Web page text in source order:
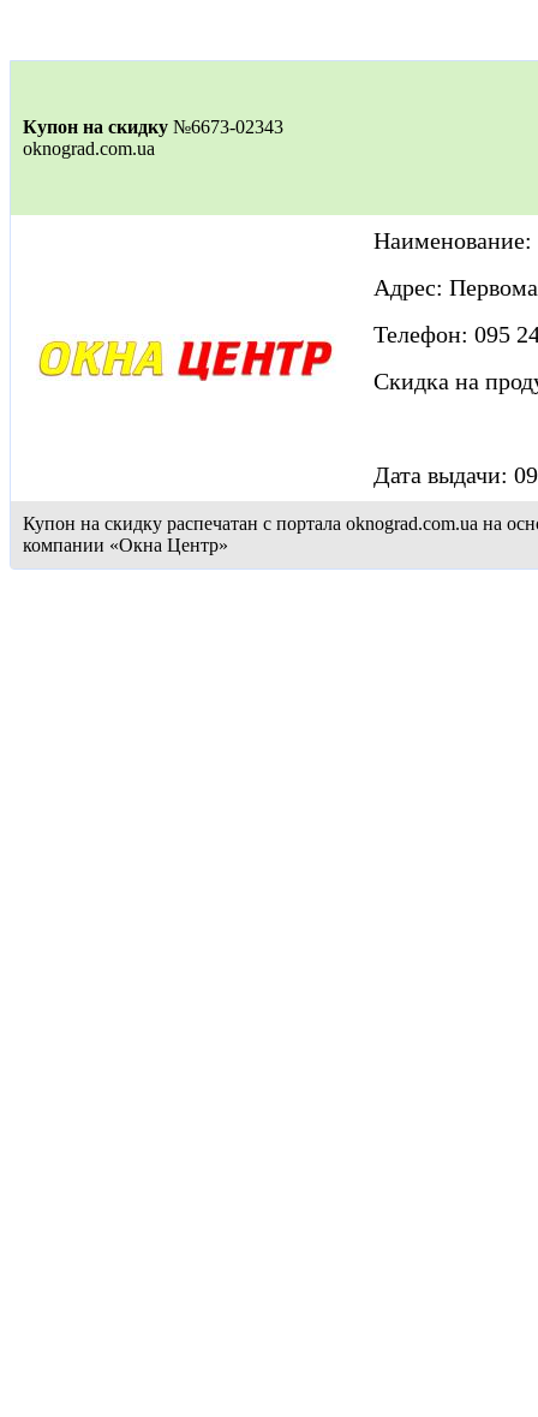
Купон на скидку №6673-02343
oknograd.com.ua
Адрес:
Телефон: 095
Скидка на
Дата выдачи:
Купон на скидку распечатан с портала oknograd.com.ua на
компании «Окна Центр»